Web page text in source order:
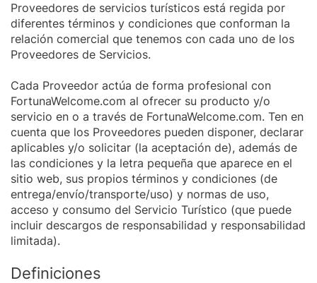
Proveedores de servicios turísticos está regida por
diferentes términos y condiciones que conforman la
relación comercial que tenemos con cada uno de los
Proveedores de Servicios.
Cada Proveedor actúa de forma profesional con
FortunaWelcome.com al ofrecer su producto y/o
servicio en o a través de FortunaWelcome.com. Ten en
cuenta que los Proveedores pueden disponer, declarar
aplicables y/o solicitar (la aceptación de), además de
las condiciones y la letra pequeña que aparece en el
sitio web, sus propios términos y condiciones (de
entrega/envío/transporte/uso) y normas de uso,
acceso y consumo del Servicio Turístico (que puede
incluir descargos de responsabilidad y responsabilidad
limitada).
Definiciones